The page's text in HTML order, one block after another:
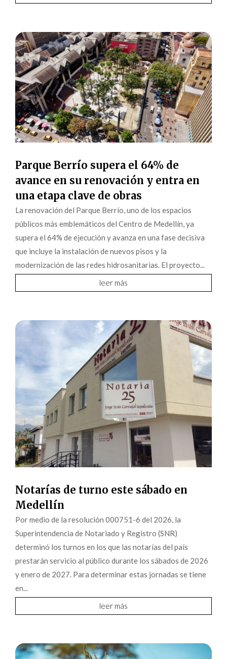
Parque Berrío supera el 64% de
avance en su renovación y entra en
una etapa clave de obras
La renovación del Parque Berrío, uno de los espacios
públicos más emblemáticos del Centro de Medellín, ya
supera el 64% de ejecución y avanza en una fase decisiva
que incluye la instalación de nuevos pisos y la
modernización de las redes hidrosanitarias. El proyecto...
leer más
Notarías de turno este sábado en
Medellín
Por medio de la resolución 000751-6 del 2026, la
Superintendencia de Notariado y Registro (SNR)
determinó los turnos en los que las notarías del país
prestarán servicio al público durante los sábados de 2026
y enero de 2027. Para determinar estas jornadas se tiene
en...
leer más